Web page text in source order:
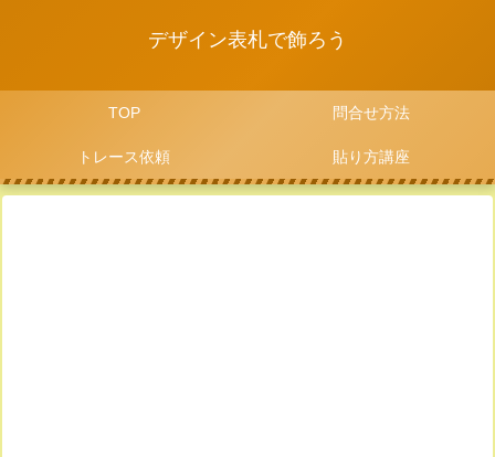
デザイン表札で飾ろう
TOP 問合せ方法
トレース依頼 貼り方講座